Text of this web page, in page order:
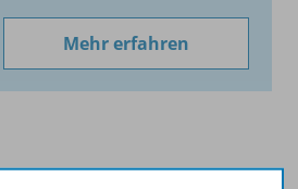
Mehr erfahren